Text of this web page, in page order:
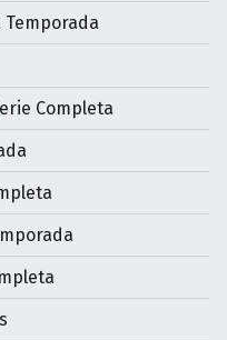
Temporada
Completa